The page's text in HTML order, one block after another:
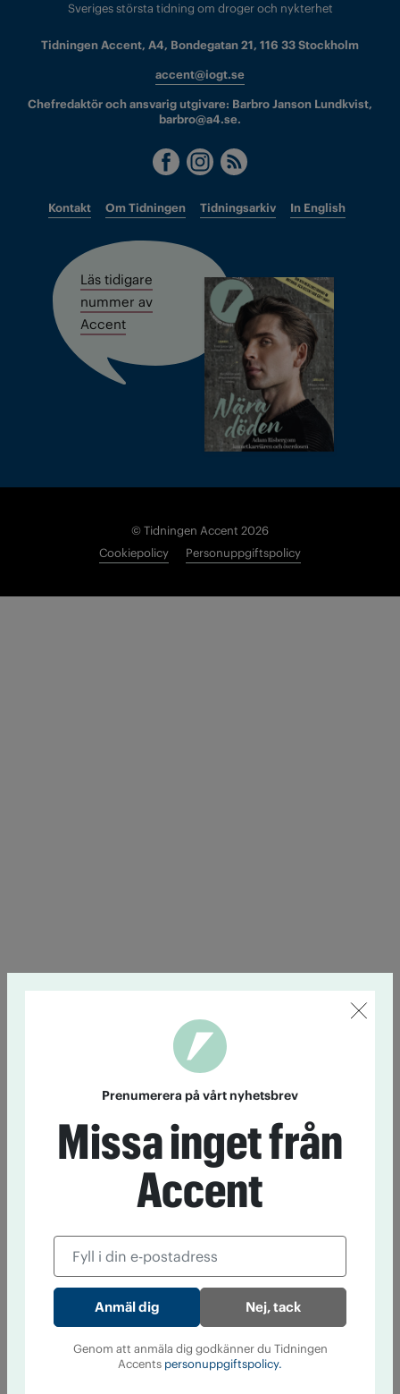
Sveriges största tidning om droger och nykterhet
Tidningen Accent, A4, Bondegatan 21, 116 33 Stockholm
accent@iogt.se
Chefredaktör och ansvarig utgivare: Barbro Janson Lundkvist,
barbro@a4.se.
Kontakt Om Tidningen Tidningsarkiv In English
Läs tidigare
nummer av
Accent
© Tidningen Accent 2026
Cookiepolicy
Personuppgiftspolicy
Prenumerera på vårt nyhetsbrev
Missa inget från
Accent
Nej, tack
Genom att anmäla dig godkänner du Tidningen
Accents personuppgiftspolicy.